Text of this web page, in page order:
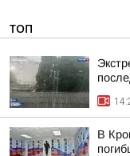
ТОП
В